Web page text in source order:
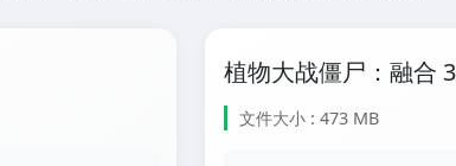
植物大战僵尸：融合
文件大小 : 473 MB